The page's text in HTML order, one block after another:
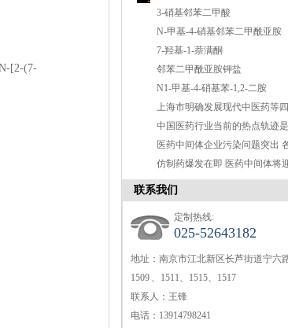
[2-(7-
3-硝基邻苯二甲酸
N-甲基-4-硝基邻苯二甲酰亚胺
7-羟基-1-萘满酮
邻苯二甲酰亚胺钾盐
N1-甲基-4-硝基苯-1,2-二胺
上海市明确发展现代中医药等
中国医药行业当前的热点轨迹
联系我们
定制热线:
025-52643182
地址：南京市江北新区长芦街道宁六
1509 、1511、1515、1517
联系人：王锋
电话：13914798241